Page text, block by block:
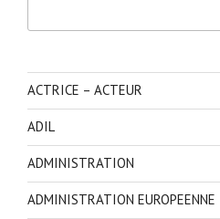
ACTRICE – ACTEUR
ADIL
ADMINISTRATION
ADMINISTRATION EUROPEENNE